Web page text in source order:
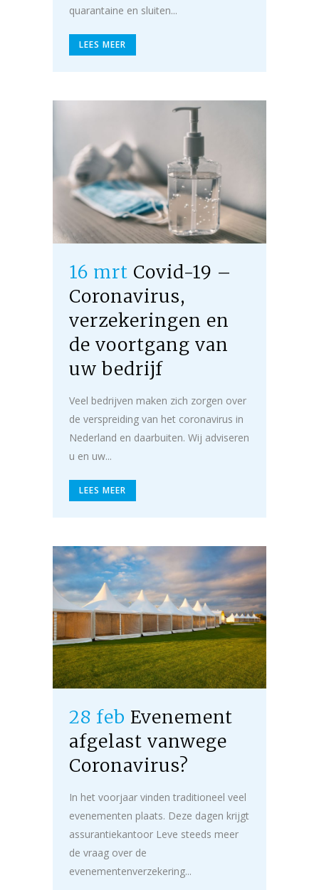
quarantaine en sluiten...
LEES MEER
16 mrt Covid-19 –
Coronavirus,
verzekeringen en
de voortgang van
uw bedrijf
Veel bedrijven maken zich zorgen over
de verspreiding van het coronavirus in
Nederland en daarbuiten. Wij adviseren
u en uw...
LEES MEER
28 feb Evenement
afgelast vanwege
Coronavirus?
In het voorjaar vinden traditioneel veel
evenementen plaats. Deze dagen krijgt
assurantiekantoor Leve steeds meer
de vraag over de
evenementenverzekering...